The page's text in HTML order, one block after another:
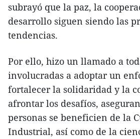
subrayó que la paz, la
desarrollo siguen siendo las
tendencias.
Por ello, hizo un llamado a
involucradas a adoptar un
fortalecer la solidaridad y la
afrontar los desafíos,
personas se beneficien de la
Industrial, así como de la